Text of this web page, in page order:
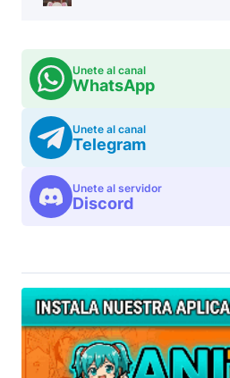
Unete al canal
WhatsApp
Unete al canal
Telegram
Unete al servidor
Discord